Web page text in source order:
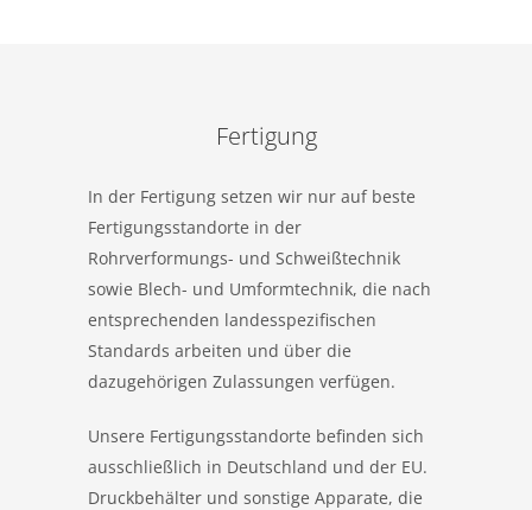
Fertigung
In der Fertigung setzen wir nur auf beste
Fertigungsstandorte in der
Rohrverformungs- und Schweißtechnik
sowie Blech- und Umformtechnik, die nach
entsprechenden landesspezifischen
Standards arbeiten und über die
dazugehörigen Zulassungen verfügen.
Unsere Fertigungsstandorte befinden sich
ausschließlich in Deutschland und der EU.
Druckbehälter und sonstige Apparate, die